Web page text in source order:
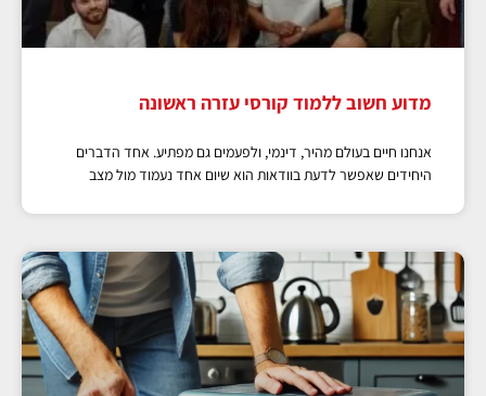
מדוע חשוב ללמוד קורסי עזרה ראשונה
אנחנו חיים בעולם מהיר, דינמי, ולפעמים גם מפתיע. אחד הדברים
היחידים שאפשר לדעת בוודאות הוא שיום אחד נעמוד מול מצב